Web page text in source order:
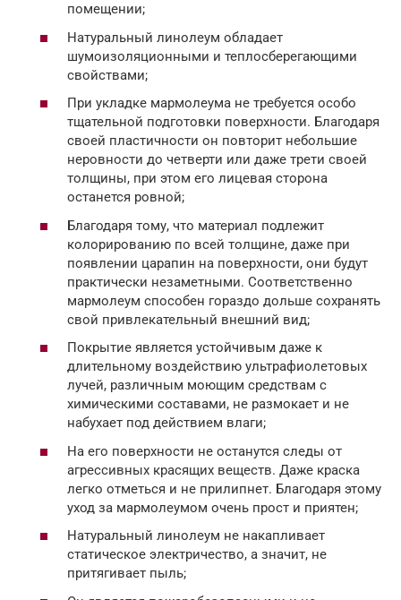
помещении;
Натуральный линолеум обладает
шумоизоляционными и теплосберегающими
свойствами;
При укладке мармолеума не требуется особо
тщательной подготовки поверхности. Благодаря
своей пластичности он повторит небольшие
неровности до четверти или даже трети своей
толщины, при этом его лицевая сторона
останется ровной;
Благодаря тому, что материал подлежит
колорированию по всей толщине, даже при
появлении царапин на поверхности, они будут
практически незаметными. Соответственно
мармолеум способен гораздо дольше сохранять
свой привлекательный внешний вид;
Покрытие является устойчивым даже к
длительному воздействию ультрафиолетовых
лучей, различным моющим средствам с
химическими составами, не размокает и не
набухает под действием влаги;
На его поверхности не останутся следы от
агрессивных красящих веществ. Даже краска
легко отметься и не прилипнет. Благодаря этому
уход за мармолеумом очень прост и приятен;
Натуральный линолеум не накапливает
статическое электричество, а значит, не
притягивает пыль;